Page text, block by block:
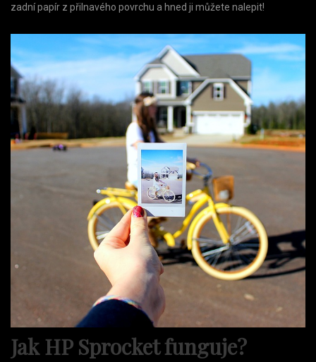
zadní papír z přilnavého povrchu a hned ji můžete nalepit!
Jak HP Sprocket funguje?